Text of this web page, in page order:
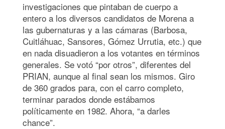
investigaciones que pintaban de cuerpo a
entero a los diversos candidatos de Morena a
las gubernaturas y a las cámaras (Barbosa,
Cuitláhuac, Sansores, Gómez Urrutia, etc.) que
en nada disuadieron a los votantes en términos
generales. Se votó “por otros”, diferentes del
PRIAN, aunque al final sean los mismos. Giro
de 360 grados para, con el carro completo,
terminar parados donde estábamos
políticamente en 1982. Ahora, “a darles
chance”.